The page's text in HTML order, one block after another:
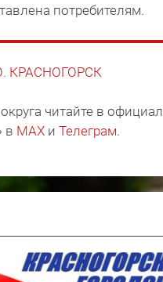
потребителям.
КРАСНОГОРСК
читайте в
в MAX и Телеграм.